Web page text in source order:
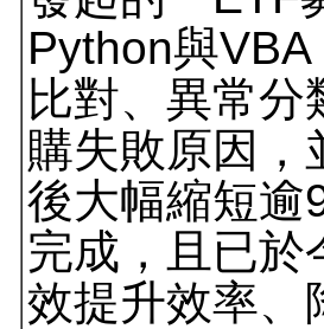
Python與
比對、異常
購失敗原因，
後大幅縮短逾
完成，且已於
效提升效率、